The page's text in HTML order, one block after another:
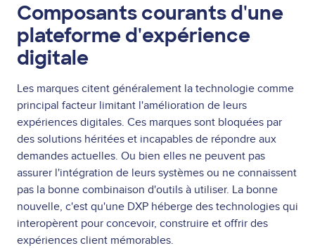
Composants courants d'une
plateforme d'expérience
digitale
Les marques citent généralement la technologie comme
principal facteur limitant l'amélioration de leurs
expériences digitales. Ces marques sont bloquées par
des solutions héritées et incapables de répondre aux
demandes actuelles. Ou bien elles ne peuvent pas
assurer l'intégration de leurs systèmes ou ne connaissent
pas la bonne combinaison d'outils à utiliser. La bonne
nouvelle, c'est qu'une DXP héberge des technologies qui
interopèrent pour concevoir, construire et offrir des
expériences client mémorables.